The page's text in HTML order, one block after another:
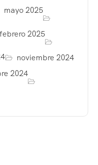
mayo 2025
febrero 2025
noviembre 2024
2024